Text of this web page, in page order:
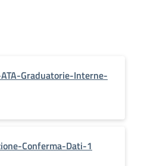
Graduatorie-Interne-
Conferma-Dati-1